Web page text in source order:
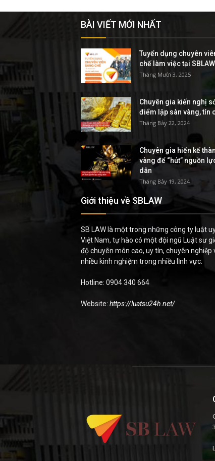
BÀI VIẾT MỚI NHẤT
Tuyển dụng chuyên
chế làm việc tại SBLAW
Tháng Mười 3, 2025
Chuyên gia kiến nghị
điểm lập sàn vàng, tín
Tháng Bảy 22, 2024
Chuyên gia hiến kế
vàng để “hút” nguồn
dân
Tháng Bảy 19, 2024
Giới thiệu về SBLAW
SB LAW là một trong những công ty luật
Việt Nam, tự hào có một đội ngũ Luật sư
độ chuyên môn cao, uy tín, chuyên nghiệp
nhiều kinh nghiệm trong nhiều lĩnh vực.
Hotline: 0904 340 664
Website: https://luatsu24h.net/